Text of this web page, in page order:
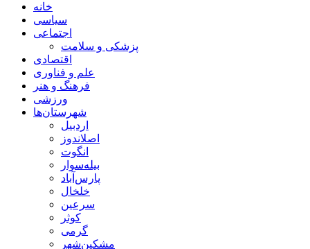
خانه
سیاسی
اجتماعی
پزشکی و سلامت
اقتصادی
علم و فناوری
فرهنگ و هنر
ورزشی
شهرستان‌ها
اردبیل
اصلاندوز
انگوت
بیله‌سوار
پارس‌آباد
خلخال
سرعین
کوثر
گرمی
مشکین‌شهر